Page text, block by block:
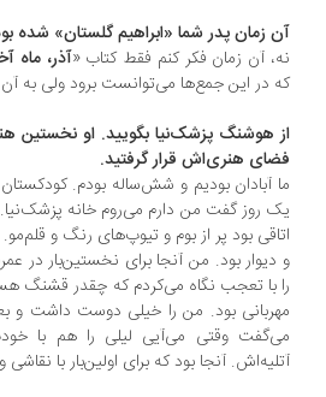
زمان پدر شما «ابراهیم گلستان» شده بود؟
آن زمان فکر کنم فقط کتاب « آذر، ماه آخر پاییز
در این جمع‌ها می‌توانست برود ولی به آن
هوشنگ پزشک‌نیا بگویید. او نخستین هنرمند
هنری‌اش قرار گرفتید.
آبادان بودیم و شش‌ساله بودم. کودکستان یا
روز گفت من دارم می‌روم خانه پزشک‌‌نیا. من
بود پر از بوم و تیوپ‌های رنگ و قلم‌مو.
بود. من آنجا برای نخستین‌بار در عمرم
با تعجب نگاه می‌کردم که چقدر قشنگ هستند.
بود. من را خیلی دوست داشت و بعد از
وقتی می‌آیی لیلی را هم با خودت
آنجا بود که برای اولین‌بار با نقاشی و